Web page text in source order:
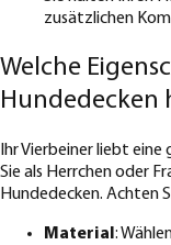
zusätzlichen
Welche
Hundedecken
Ihr Vierbeiner liebt
Sie als Herrchen oder
Hundedecken. Achten
Material :